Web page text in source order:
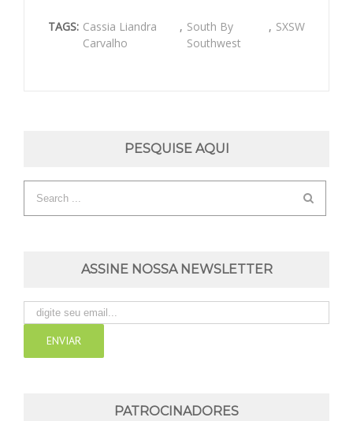
TAGS: Cassia Liandra
Carvalho
, South By
Southwest
, SXSW
PESQUISE AQUI
ASSINE NOSSA NEWSLETTER
PATROCINADORES